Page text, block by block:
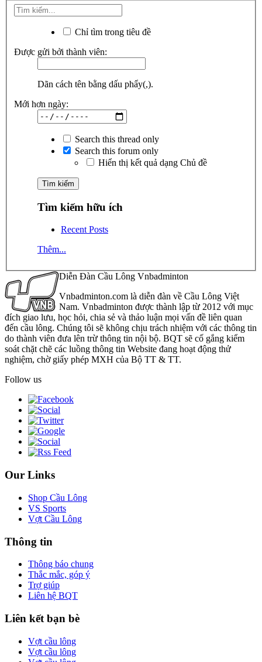
Chỉ tìm trong tiêu đề
Được gửi bởi thành viên:
Dãn cách tên bằng dấu phẩy(,).
Mới hơn ngày:
Search this thread only
Search this forum only
Hiển thị kết quả dạng Chủ đề
Tìm kiếm hữu ích
Recent Posts
Thêm...
Diễn Đàn Cầu Lông Vnbadminton
Vnbadminton.com là diễn đàn về Cầu Lông Việt
Nam. Vnbadminton được thành lập từ 2012 với mục
đích giao lưu, học hỏi, chia sẻ và thảo luận mọi vấn đề liên quan
đến cầu lông. Chúng tôi sẽ không chịu trách nhiệm với các thông tin
do thành viên đưa lên trừ thông tin nội bộ. BQT sẽ cố gắng kiểm
soát chặt chẽ các luồng thông tin Website đang hoạt động thử
nghiệm, chờ giấy phép MXH của Bộ TT & TT.
Follow us
Our Links
Shop Cầu Lông
VS Sports
Vợt Cầu Lông
Thông tin
Thông báo chung
Thắc mắc, góp ý
Trợ giúp
Liên hệ BQT
Liên kết bạn bè
Vợt cầu lông
Vợt cầu lông